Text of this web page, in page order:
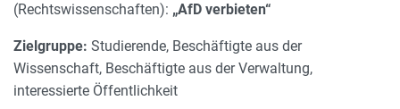
(Rechtswissenschaften): „AfD verbieten“
Zielgruppe: Studierende, Beschäftigte aus der
Wissenschaft, Beschäftigte aus der Verwaltung,
interessierte Öffentlichkeit